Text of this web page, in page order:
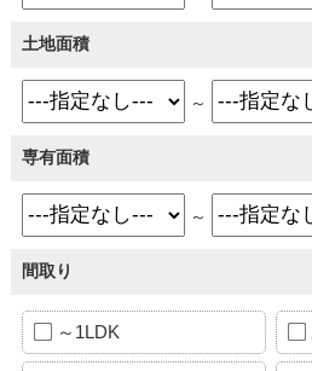
土地面積
～
専有面積
～
間取り
～1LDK